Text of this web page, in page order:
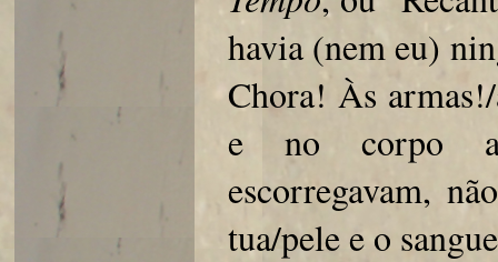
havia (nem eu)
Chora! Às
e no corpo
escorregavam,
tua/pele e o